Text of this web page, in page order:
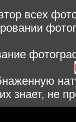
всех
знает, не